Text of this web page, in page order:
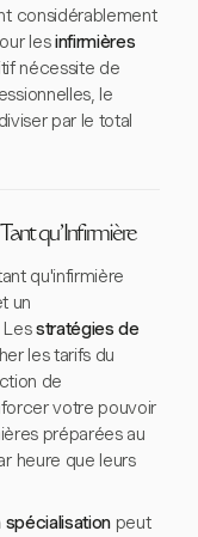
considérablement
lesinfirmières
nécessite de
le
par le total
qu'Infirmière
qu'infirmière
un
Lesstratégies de
les tarifs du
de
votre pouvoir
préparées au
heure que leurs
spécialisation peut